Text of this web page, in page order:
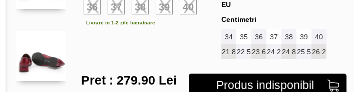
36 37 38 39 40
Livrare in 1-2 zile lucratoare
EU
Centimetri
34 35 36 37 38 39
40
21.8 22.523.6 24.2 24.8 25.526.2
Pret : 279.90 Lei Produs indisponibil